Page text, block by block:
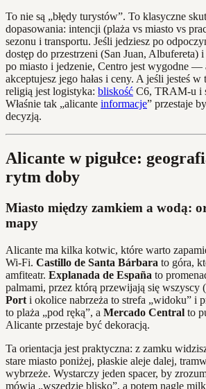
To nie są „błędy turystów”. To klasyczne
dopasowania: intencji (plaża vs miasto vs
sezonu i transportu. Jeśli jedziesz po
dostęp do przestrzeni (San Juan, Albufereta)
po miasto i jedzenie, Centro jest wygodne —
akceptujesz jego hałas i ceny. A jeśli jesteś
religią jest logistyka: bliskość C6, TRAM-u i
Właśnie tak „alicante informacje” przestaje
decyzją.
Alicante w pigułce:
rytm doby
Miasto między zamkiem a wodą:
mapy
Alicante ma kilka kotwic, które warto
Wi‑Fi. Castillo de Santa Bárbara to góra,
amfiteatr. Explanada de España to
palmami, przez którą przewijają się wszyscy
Port i okolice nabrzeża to strefa „widoku” i
to plaża „pod ręką”, a Mercado Central to
Alicante przestaje być dekoracją.
Ta orientacja jest praktyczna: z zamku
stare miasto poniżej, płaskie aleje dalej,
wybrzeże. Wystarczy jeden spacer, by
mówią „wszędzie blisko”, a potem nagle